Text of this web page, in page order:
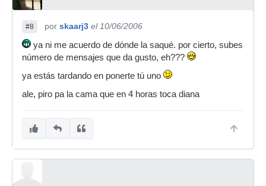
#8 por skaarj3 el 10/06/2006
ya ni me acuerdo de dónde la saqué. por cierto, subes
número de mensajes que da gusto, eh???
ya estás tardando en ponerte tú uno
ale, piro pa la cama que en 4 horas toca diana